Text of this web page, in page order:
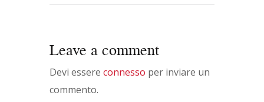
Leave a comment
Devi essere connesso per inviare un
commento.